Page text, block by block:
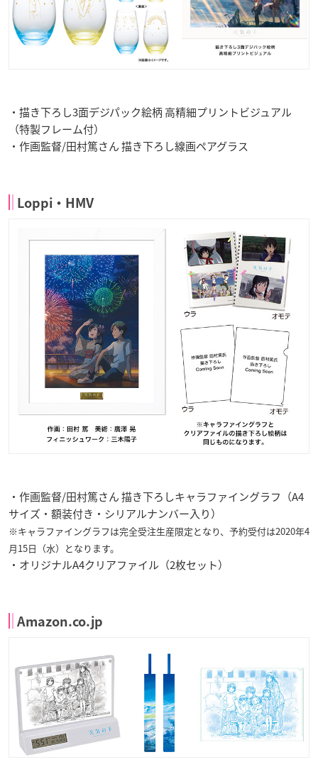
・描き下ろし3面デジパック絵柄 高精細プリントビジュアル
（特製フレーム付）
・作画監督/田村篤さん 描き下ろし線画ペアグラス
Loppi・HMV
・作画監督/田村篤さん 描き下ろしキャラファイングラフ（A4
サイズ・額装付き・シリアルナンバー入り）
※キャラファイングラフは完全受注生産限定となり、予約受付は2020年4
月15日（水）となります。
・オリジナルA4クリアファイル（2枚セット）
Amazon.co.jp